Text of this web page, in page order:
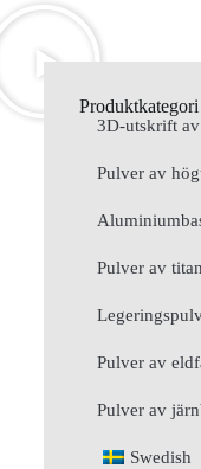
Produktkategori
3D-utskrift
Pulver av
Pulver av
Pulver av
Pulver av
Swedish